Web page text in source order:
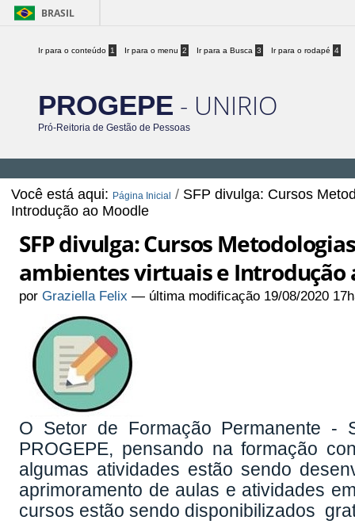
BRASIL
Ir para o conteúdo 1 Ir para o menu 2 Ir para a Busca 3 Ir para o rodapé 4
PROGEPE - UNIRIO
Pró-Reitoria de Gestão de Pessoas
Você está aqui: Página Inicial / SFP divulga: Cursos
Introdução ao Moodle
SFP divulga: Cursos
ambientes virtuais e Introdução
porGraziella Felix — última modificação 19/08/2020
O Setor de Formação Permanente -
PROGEPE, pensando na formação
algumas atividades estão sendo
aprimoramento de aulas e atividades
cursos estão sendo disponibilizados